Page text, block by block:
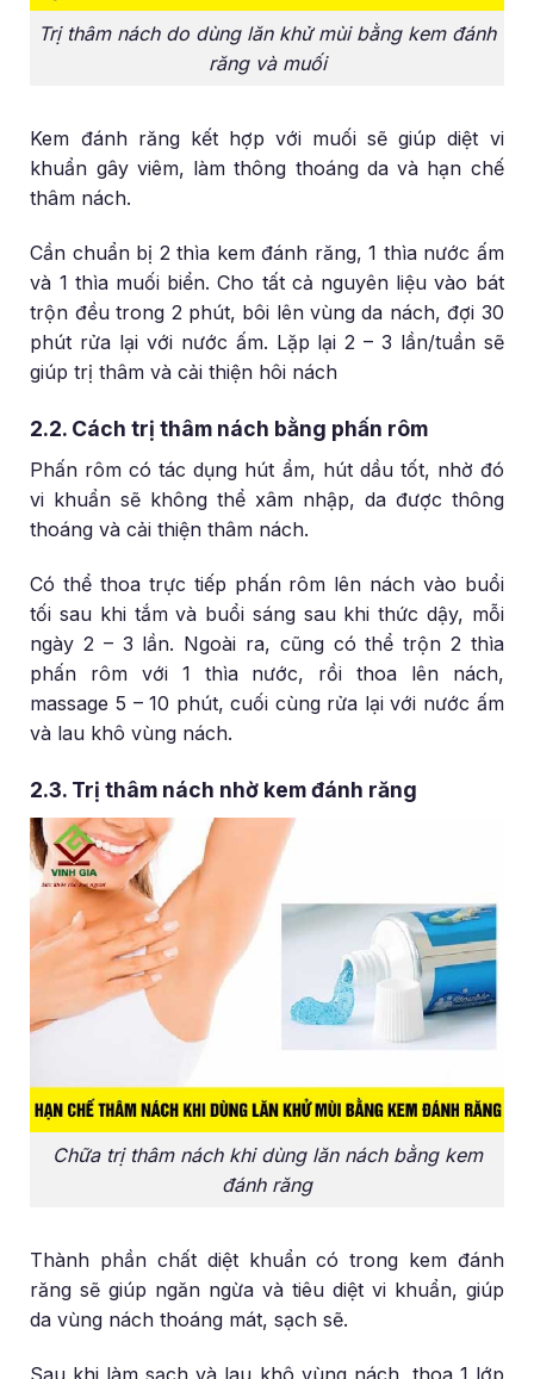
Trị thâm nách do dùng lăn khử mùi bằng kem đánh
răng và muối
Kem đánh răng kết hợp với muối sẽ giúp diệt vi
khuẩn gây viêm, làm thông thoáng da và hạn chế
thâm nách.
Cần chuẩn bị 2 thìa kem đánh răng, 1 thìa nước ấm
và 1 thìa muối biển. Cho tất cả nguyên liệu vào bát
trộn đều trong 2 phút, bôi lên vùng da nách, đợi 30
phút rửa lại với nước ấm. Lặp lại 2 – 3 lần/tuần sẽ
giúp trị thâm và cải thiện hôi nách
2.2. Cách trị thâm nách bằng phấn rôm
Phấn rôm có tác dụng hút ẩm, hút dầu tốt, nhờ đó
vi khuẩn sẽ không thể xâm nhập, da được thông
thoáng và cải thiện thâm nách.
Có thể thoa trực tiếp phấn rôm lên nách vào buổi
tối sau khi tắm và buổi sáng sau khi thức dậy, mỗi
ngày 2 – 3 lần. Ngoài ra, cũng có thể trộn 2 thìa
phấn rôm với 1 thìa nước, rồi thoa lên nách,
massage 5 – 10 phút, cuối cùng rửa lại với nước ấm
và lau khô vùng nách.
2.3. Trị thâm nách nhờ kem đánh răng
Chữa trị thâm nách khi dùng lăn nách bằng kem
đánh răng
Thành phần chất diệt khuẩn có trong kem đánh
răng sẽ giúp ngăn ngừa và tiêu diệt vi khuẩn, giúp
da vùng nách thoáng mát, sạch sẽ.
Sau khi làm sạch và lau khô vùng nách, thoa 1 lớp